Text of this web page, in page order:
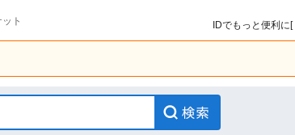
ト
IDでもっと便利に[